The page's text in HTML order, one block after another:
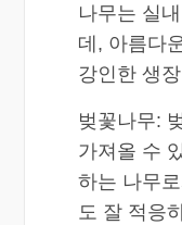
나무는 실
데, 아름다
강인한 생
벚꽃나무:
가져올 수
하는 나무
도 잘 적응